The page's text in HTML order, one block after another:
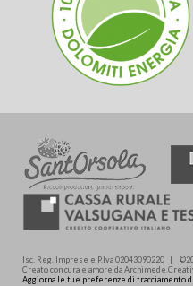
Isc. Reg. Imprese e P.Iva 02043090220 |
Creato con cura e amore da
Aggiorna le tue preferenze di tracciamento